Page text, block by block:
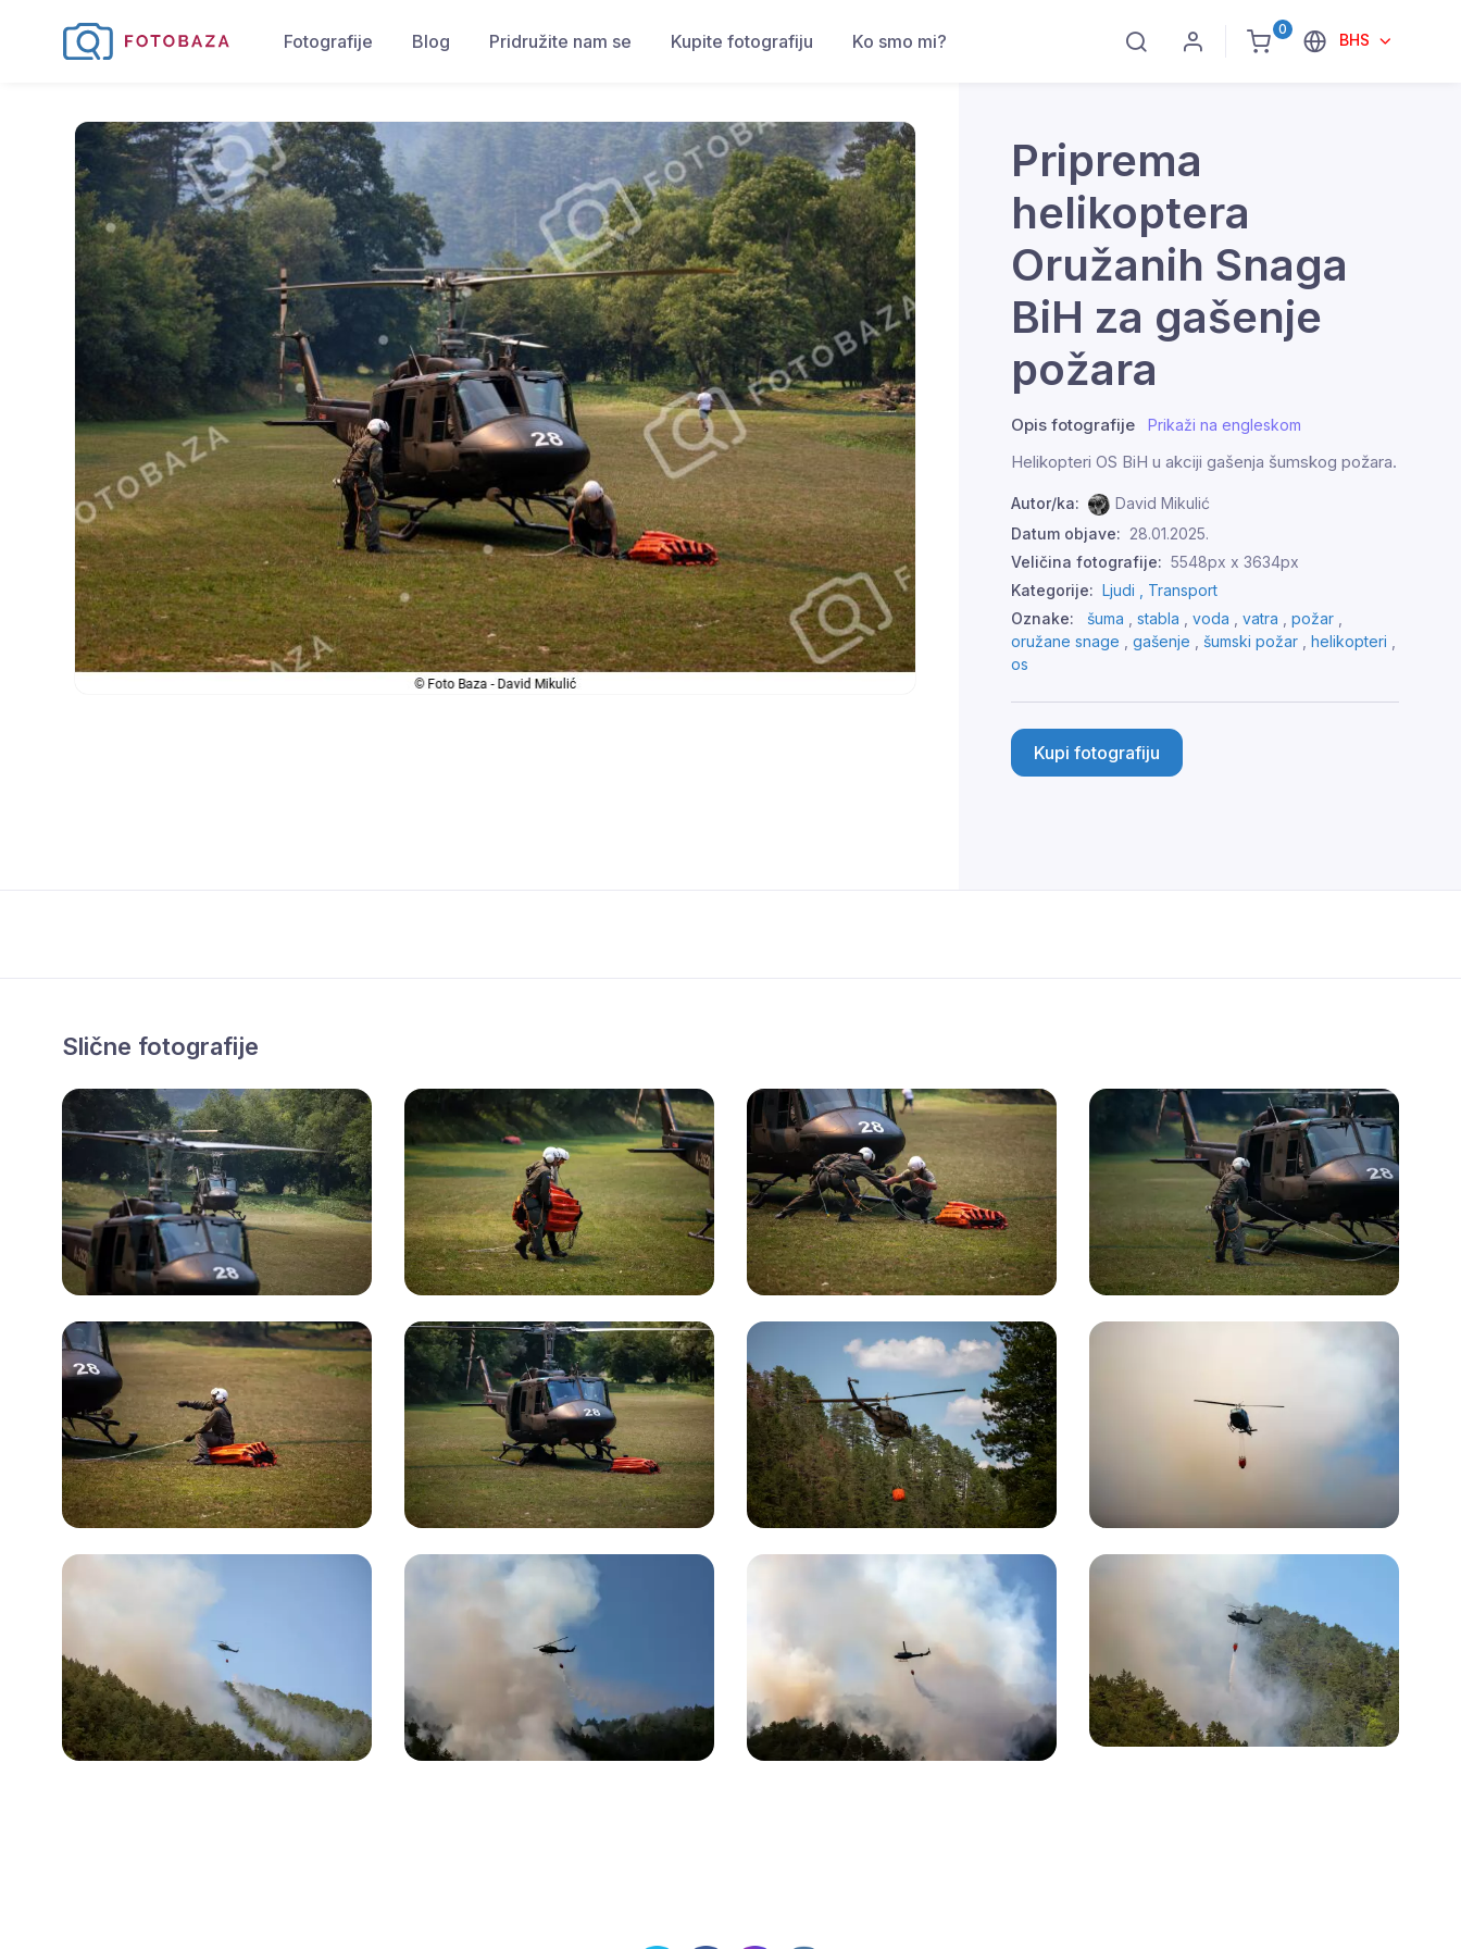
0
BHS
Fotografije Blog Pridružite nam se Kupite fotografiju Ko smo mi?
Priprema
helikoptera
Oružanih Snaga
BiH za gašenje
požara
Opis fotografije Prikaži na engleskom
Helikopteri OS BiH u akciji gašenja šumskog požara.
Autor/ka:
David Mikulić
Datum objave: 28.01.2025.
Veličina fotografije: 5548px x 3634px
Kategorije: Ljudi , Transport
Oznake:
šuma , stabla , voda , vatra , požar ,
oružane snage , gašenje , šumski požar , helikopteri ,
os
Kupi fotografiju
Slične fotografije